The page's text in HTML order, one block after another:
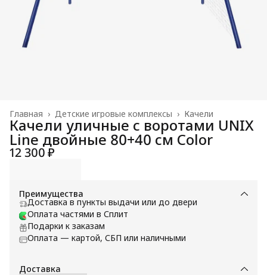
Качели
Детские игровые комплексы ›
Главная ›
Качели уличные с воротами UNIX
Line двойные 80+40 см Color
12 300 ₽
Преимущества
Доставка в пункты выдачи или до двери
Оплата частями в Сплит
Подарки к заказам
Оплата — картой, СБП или наличными
Доставка